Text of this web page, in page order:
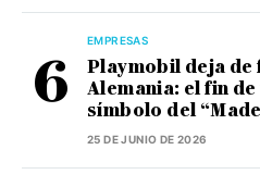
EMPRESAS
Playmobil deja
Alemania: el fin
símbolo del
25 DE JUNIO DE 2026